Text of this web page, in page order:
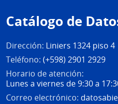
de
página
Catálogo de
Dirección: Liniers 1324 piso 4
Teléfono: (+598) 2901 2929
Horario de atención:
Lunes a viernes de 9:30 a
Correo electrónico: